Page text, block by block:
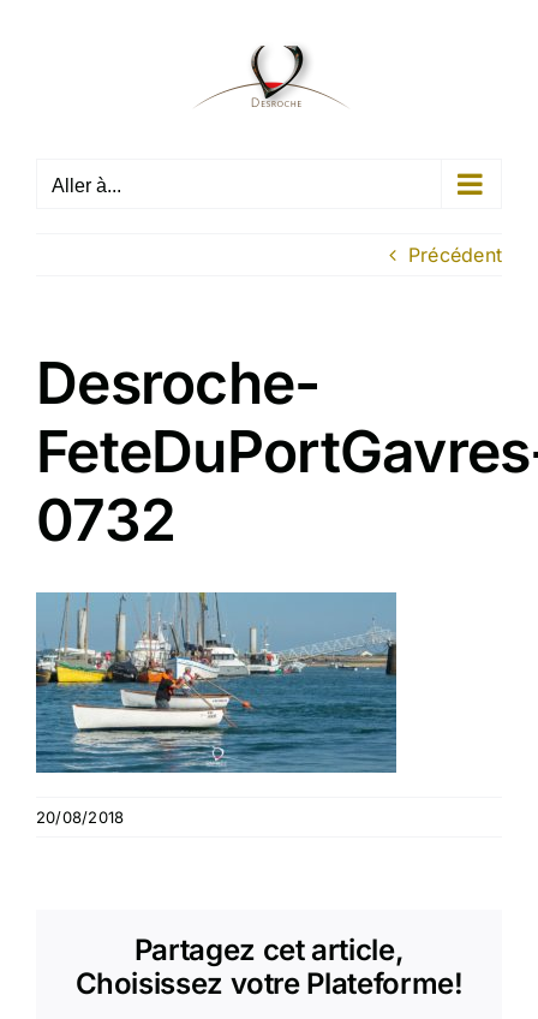
Aller à...
Précédent
Desroche-
0732
20/08/2018
Partagez cet article,
Choisissez votre Plateforme!